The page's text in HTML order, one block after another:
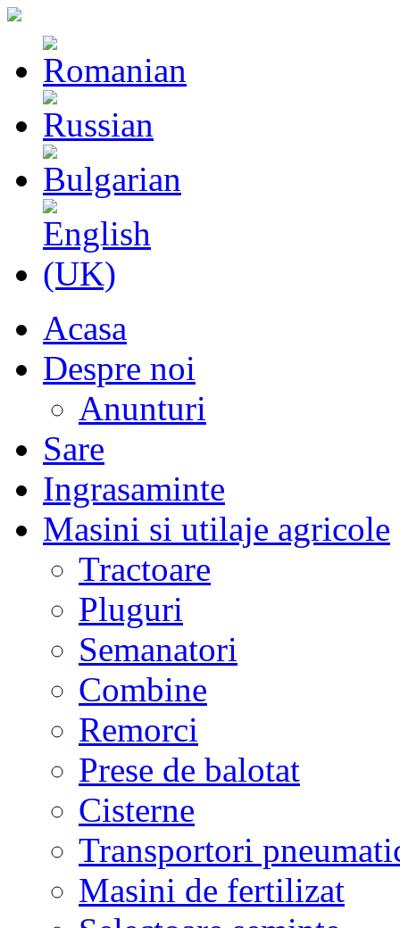
Acasa
Despre noi
Anunturi
Sare
Ingrasaminte
Masini si utilaje agricole
Tractoare
Pluguri
Semanatori
Combine
Remorci
Prese de balotat
Cisterne
Transportori
Masini de fertilizat